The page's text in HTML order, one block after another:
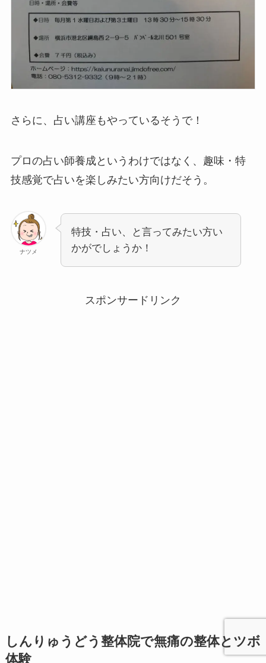
さらに、占い講座もやっているそうで！
プロの占い師養成というわけではなく、趣味・特
技感覚で占いを楽しみたい方向けだそう。
ナツメ
特技・占い、と言ってみたい方い
かがでしょうか！
スポンサードリンク
しんりゅうどう整体院で無痛の整体とツボ
体験